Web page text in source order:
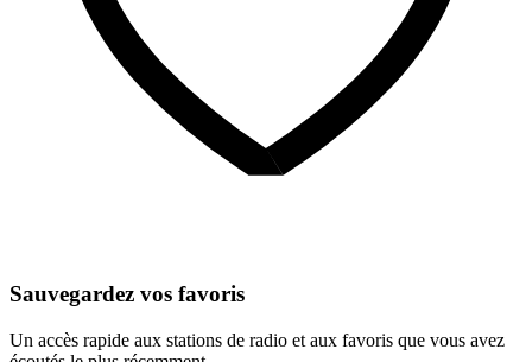
Sauvegardez vos favoris
Un accès rapide aux stations de radio et aux favoris que vous avez